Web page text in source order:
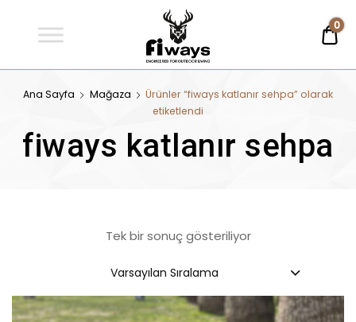
FİWAYS
0
Ana Sayfa Mağaza
Ürünler “fiways katlanır sehpa” olarak
etiketlendi
fiways katlanır sehpa
Tek bir sonuç gösteriliyor
Varsayılan Sıralama